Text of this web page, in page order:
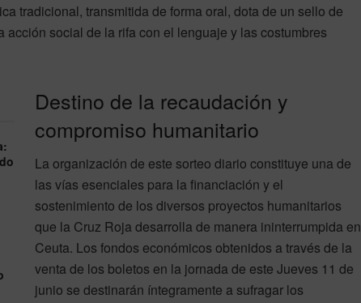
tradicional, transmitida de forma oral, dota de un sello de
social de la rifa con el lenguaje y las costumbres
Destino de la recaudación y
compromiso humanitario
La organización de este sorteo diario constituye una de
las vías esenciales para la financiación y el
sostenimiento de los diversos proyectos humanitarios
que la Cruz Roja desarrolla de manera ininterrumpida en
Ceuta. Los fondos económicos obtenidos a través de la
venta de los boletos en la jornada de este Jueves 11 de
junio se destinarán íntegramente a sufragar los